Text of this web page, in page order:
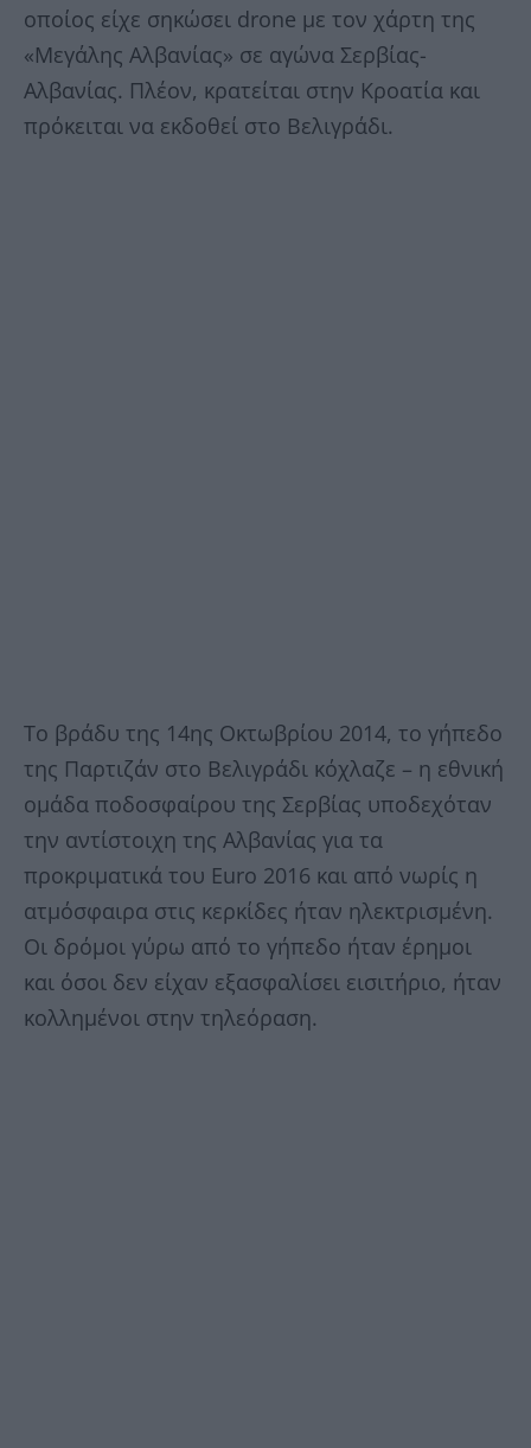
οποίος είχε σηκώσει drone με τον χάρτη της
«Μεγάλης Αλβανίας» σε αγώνα Σερβίας-
Αλβανίας. Πλέον, κρατείται στην Κροατία και
πρόκειται να εκδοθεί στο Βελιγράδι.
Το βράδυ της 14ης Οκτωβρίου 2014, το γήπεδο
της Παρτιζάν στο Βελιγράδι κόχλαζε – η εθνική
ομάδα ποδοσφαίρου της Σερβίας υποδεχόταν
την αντίστοιχη της Αλβανίας για τα
προκριματικά του Euro 2016 και από νωρίς η
ατμόσφαιρα στις κερκίδες ήταν ηλεκτρισμένη.
Οι δρόμοι γύρω από το γήπεδο ήταν έρημοι
και όσοι δεν είχαν εξασφαλίσει εισιτήριο, ήταν
κολλημένοι στην τηλεόραση.